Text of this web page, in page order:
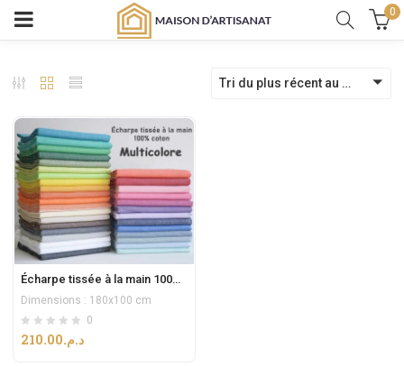
0
Tri du plus récent au plus ancien
Écharpe tissée à la main 100% coton
Dimensions : 180x100 cm
0
د.م.210.00